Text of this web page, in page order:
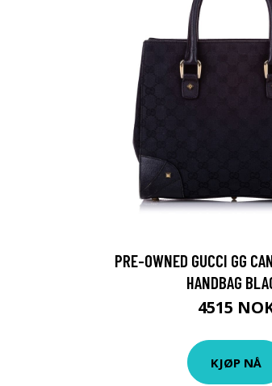
PRE-OWNED GUCCI GG
HANDBAG
4515
KJØP NÅ